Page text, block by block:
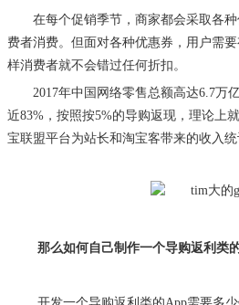
在每个促销季节，商家都会采取各
费者消费。但面对各种优惠券，用户需
样消费者就不会错过任何折扣。
2017年中国网络零售总额高达6.7万
近83%，按照按5%的导购返现，理论上
宝联盟平台为站长和淘宝客带来的收入统
那么如何自己制作一个导购返利类